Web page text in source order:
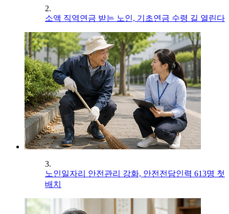
2.
소액 직역연금 받는 노인, 기초연금 수령 길 열린다
3.
노인일자리 안전관리 강화, 안전전담인력 613명 첫
배치